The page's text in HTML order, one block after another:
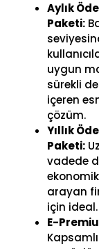
Aylık
Paketi:
uygun
sürekli
içeren
çözüm.
Yıllık
Paketi:
vadede
arayan
için ideal.
E-